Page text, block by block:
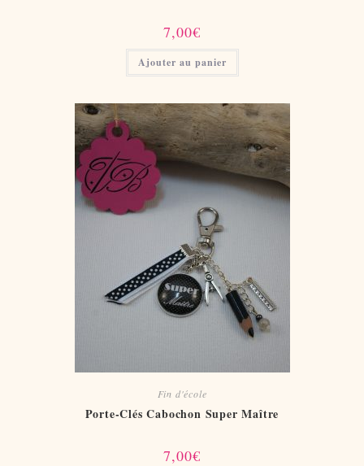
7,00€
Ajouter au panier
Fin d'école
Porte-Clés Cabochon Super Maître
7,00€